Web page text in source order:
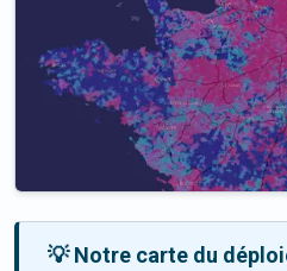
💡 Notre carte du